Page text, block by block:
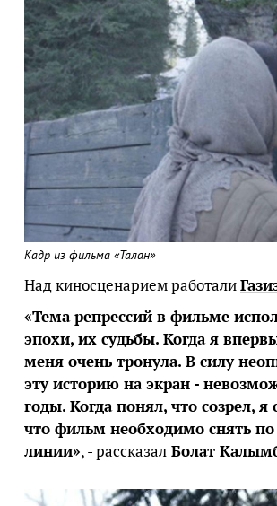
Кадр из фильма «Талан»
Над киносценарием работали
«Тема репрессий в фильме
эпохи, их судьбы. Когда я
меня очень тронула. В силу
эту историю на экран -
годы. Когда понял, что созрел,
что фильм необходимо снять
линии», - рассказал Болат